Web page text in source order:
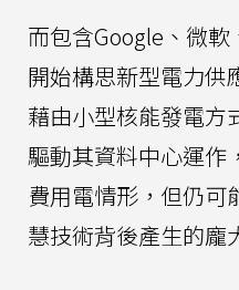
而包含Google、微
開始構思新型電力供
藉由小型核能發電方
驅動其資料中心運作
費用電情形，但仍可
慧技術背後產生的龐